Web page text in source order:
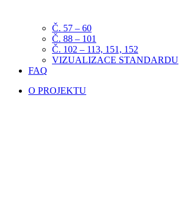
Č. 57 – 60
Č. 88 – 101
Č. 102 – 113, 151, 152
VIZUALIZACE STANDARDU
FAQ
O PROJEKTU